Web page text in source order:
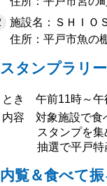
施設名：ＳＨＩＯ
住所：平戸市魚の
スタンプラリ
とき 午前11時～午
内容 対象施設で食
スタンプを集め
抽選で平戸特産
内覧＆食べて